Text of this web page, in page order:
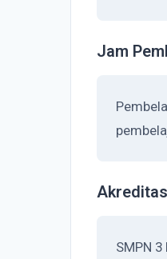
Jam
SMPN